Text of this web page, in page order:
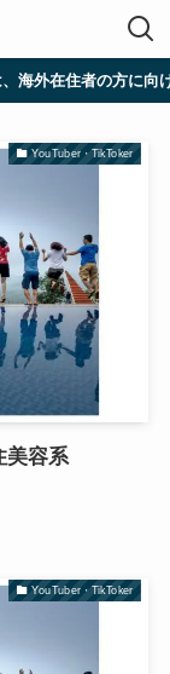
の方に向けて情報を
YouTuber・TikToker
美容系
YouTuber・TikToker